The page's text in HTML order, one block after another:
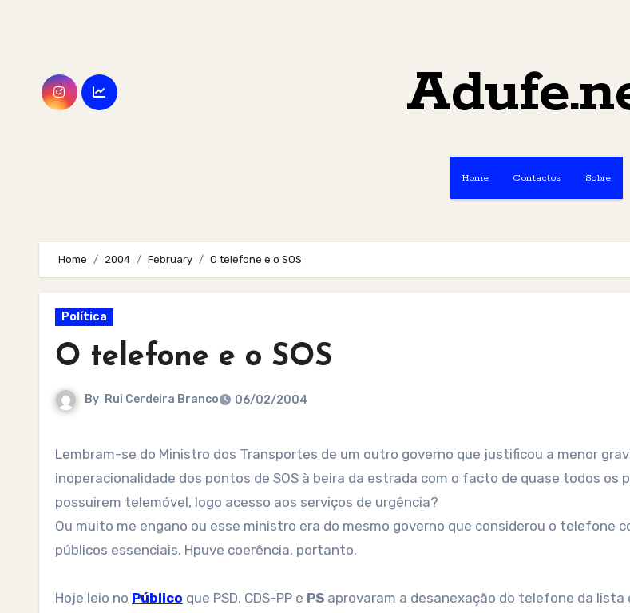
Home Contactos Sobre
Home 2004 February O telefone e o SOS
Política
O telefone e o SOS
By Rui Cerdeira Branco 06/02/2004
Lembram-se do Ministro dos Transportes de um outro governo que justificou a menor gravidade da
inoperacionalidade dos pontos de SOS à beira da estrada com o facto de quase todos os
possuirem telemóvel, logo acesso aos serviços de urgência?
Ou muito me engano ou esse ministro era do mesmo governo que considerou o telefone
públicos essenciais. Hpuve coerência, portanto.
Hoje leio no Público que PSD, CDS-PP e PS aprovaram a desanexação do telefone da lista